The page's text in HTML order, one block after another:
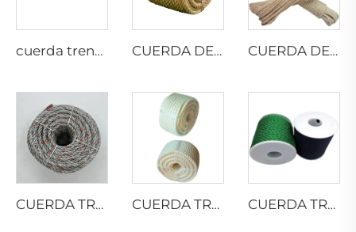
cuerda trenzada de 8 hilos CUERDA DE YUTE RETORCIDA CUERDA DE SISAL TRENZADA
CUERDA TRENZADA DE PP CON PLOMO CUERDA TRENZADA DE ALGODÓN CUERDA TRENZADA DE PE